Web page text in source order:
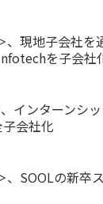
、現地子会社を
を子会社
インターンシ
会社化
、SOOLの新卒